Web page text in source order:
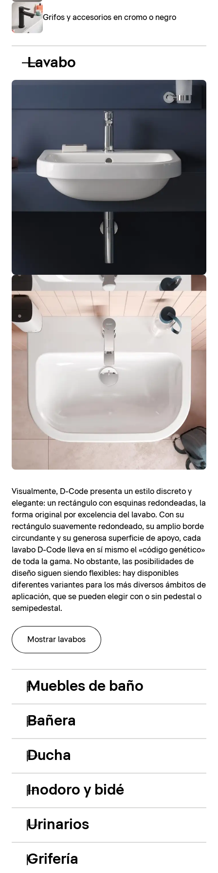
Grifos y accesorios en cromo o negro
Lavabo
Visualmente, D-Code presenta un estilo discreto y
elegante: un rectángulo con esquinas redondeadas, la
forma original por excelencia del lavabo. Con su
rectángulo suavemente redondeado, su amplio borde
circundante y su generosa superficie de apoyo, cada
lavabo D-Code lleva en sí mismo el «código genético»
de toda la gama. No obstante, las posibilidades de
diseño siguen siendo flexibles: hay disponibles
diferentes variantes para los más diversos ámbitos de
aplicación, que se pueden elegir con o sin pedestal o
semipedestal.
Mostrar lavabos
Muebles de baño
Bañera
Ducha
Inodoro y bidé
Urinarios
Grifería